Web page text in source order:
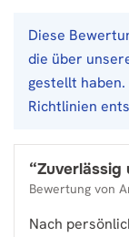
Diese
die über
gestellt
Richtlinien
“Zuverlässig
Bewertung von
Nach